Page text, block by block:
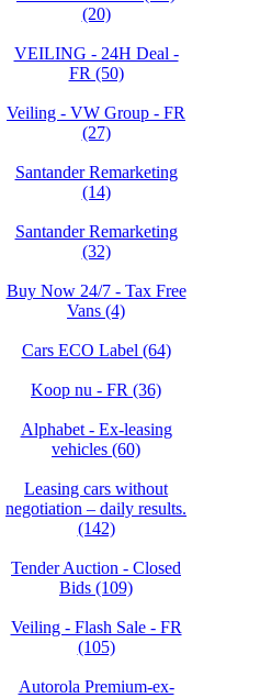
(20)
VEILING - 24H Deal -
FR (50)
Veiling - VW Group - FR
(27)
Santander Remarketing
(14)
Santander Remarketing
(32)
Buy Now 24/7 - Tax Free
Vans (4)
Cars ECO Label (64)
Koop nu - FR (36)
Alphabet - Ex-leasing
vehicles (60)
Leasing cars without
negotiation – daily results.
(142)
Tender Auction - Closed
Bids (109)
Veiling - Flash Sale - FR
(105)
Autorola Premium-ex-